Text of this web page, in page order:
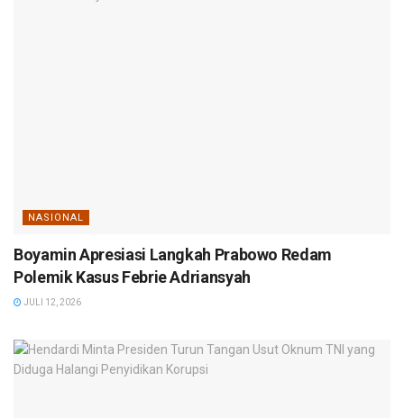
NASIONAL
Boyamin Apresiasi Langkah Prabowo Redam
Polemik Kasus Febrie Adriansyah
JULI 12, 2026